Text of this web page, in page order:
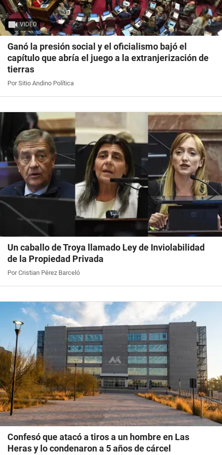
VIDEO
Ganó la presión social y el oficialismo bajó el
capítulo que abría el juego a la extranjerización de
tierras
Por Sitio Andino Política
Un caballo de Troya llamado Ley de Inviolabilidad
de la Propiedad Privada
Por Cristian Pérez Barceló
Confesó que atacó a tiros a un hombre en Las
Heras y lo condenaron a 5 años de cárcel